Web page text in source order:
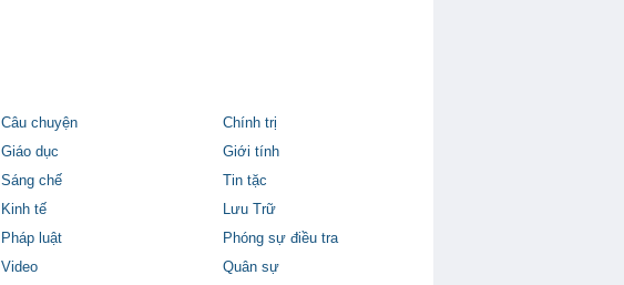
Câu chuyện
Chính trị
Giáo dục
Giới tính
Sáng chế
Tin tặc
Kinh tế
Lưu Trữ
Pháp luật
Phóng sự điều tra
Video Quân sự